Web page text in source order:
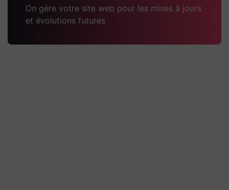
On gère votre site web pour les mises à jours
et évolutions futures